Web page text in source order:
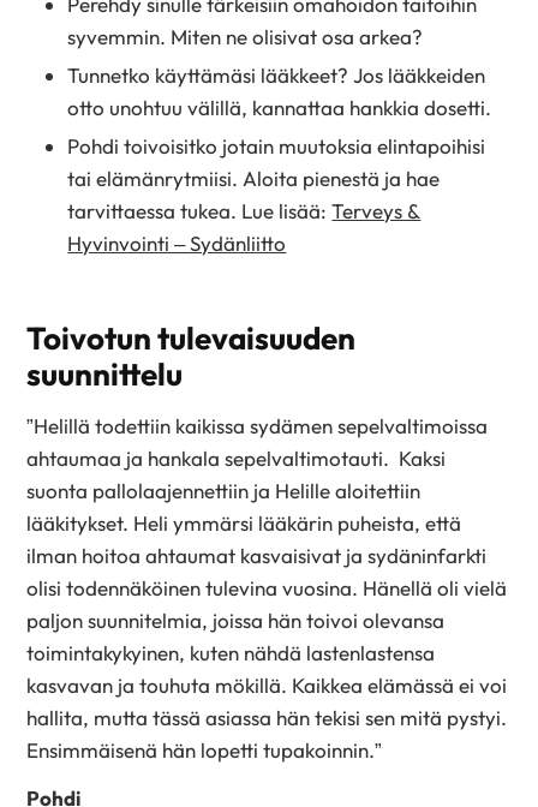
syvemmin. Miten ne olisivat osa arkea?
Tunnetko käyttämäsi lääkkeet? Jos lääkkeiden
otto unohtuu välillä, kannattaa hankkia dosetti.
Pohdi toivoisitko jotain muutoksia elintapoihisi
tai elämänrytmiisi. Aloita pienestä ja hae
tarvittaessa tukea. Lue lisää:Terveys &
Hyvinvointi – Sydänliitto
Toivotun tulevaisuuden
suunnittelu
”Helillä todettiin kaikissa sydämen sepelvaltimoissa
ahtaumaa ja hankala sepelvaltimotauti. Kaksi
suonta pallolaajennettiin ja Helille aloitettiin
lääkitykset. Heli ymmärsi lääkärin puheista, että
ilman hoitoa ahtaumat kasvaisivat ja sydäninfarkti
olisi todennäköinen tulevina vuosina. Hänellä oli vielä
paljon suunnitelmia, joissa hän toivoi olevansa
toimintakykyinen, kuten nähdä lastenlastensa
kasvavan ja touhuta mökillä. Kaikkea elämässä ei voi
hallita, mutta tässä asiassa hän tekisi sen mitä pystyi.
Ensimmäisenä hän lopetti tupakoinnin.”
Pohdi